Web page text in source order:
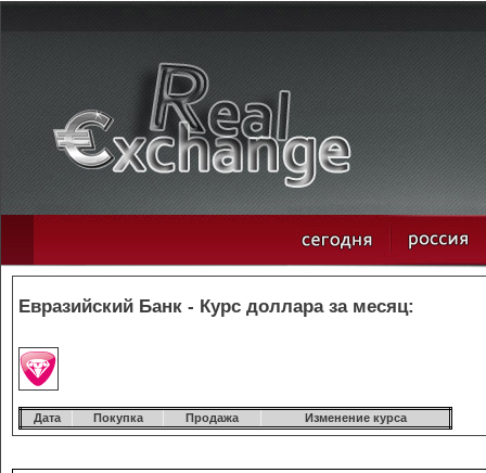
Евразийский Банк - Курс доллара за месяц:
Дата Покупка Продажа Изменение курса